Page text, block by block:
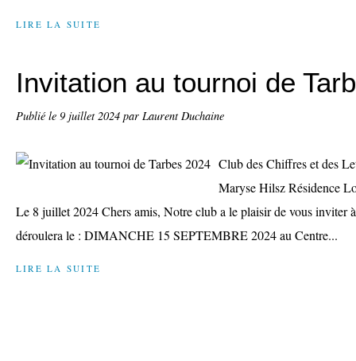
LIRE LA SUITE
Invitation au tournoi de
Publié le 9 juillet 2024 par Laurent Duchaine
Club des Chiffres et des
Maryse Hilsz Résidence
Le 8 juillet 2024 Chers amis, Notre club a le plaisir de vous inviter
déroulera le : DIMANCHE 15 SEPTEMBRE 2024 au Centre...
LIRE LA SUITE